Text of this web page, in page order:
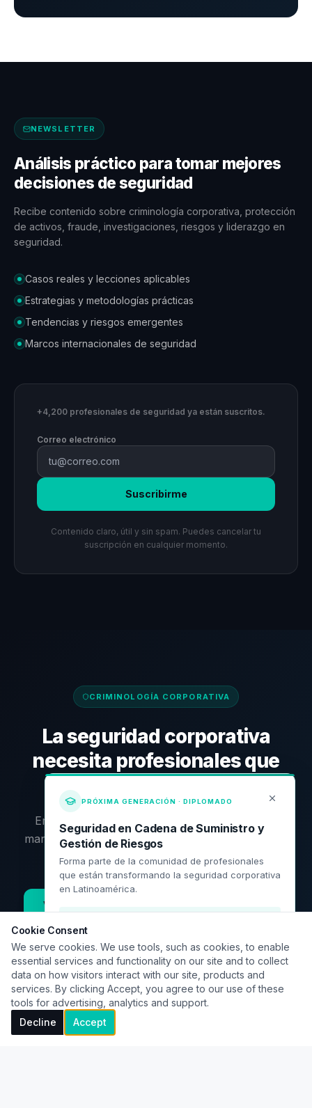
NEWSLETTER
Análisis práctico para tomar mejores
decisiones de seguridad
Recibe contenido sobre criminología corporativa, protección
de activos, fraude, investigaciones, riesgos y liderazgo en
seguridad.
Casos reales y lecciones aplicables
Estrategias y metodologías prácticas
Tendencias y riesgos emergentes
Marcos internacionales de seguridad
+4,200 profesionales de seguridad ya están suscritos.
Correo electrónico
Suscribirme
Contenido claro, útil y sin spam. Puedes cancelar tu
suscripción en cualquier momento.
CRIMINOLOGÍA CORPORATIVA
La seguridad corporativa
necesita profesionales que
piensen diferente.
Empieza por los artículos, profundiza con los
manuales o contáctame directamente. El siguiente
paso es tuyo.
Ver recursos disponibles
PRÓXIMA GENERACIÓN · DIPLOMADO
Seguridad en Cadena de Suministro y
Gestión de Riesgos
Forma parte de la comunidad de profesionales
que están transformando la seguridad corporativa
en Latinoamérica.
disponibilidad.
Solicitar información
Ver programa académico
Cookie Consent
We serve cookies. We use tools, such as cookies, to enable
essential services and functionality on our site and to collect
data on how visitors interact with our site, products and
services. By clicking Accept, you agree to our use of these
tools for advertising, analytics and support.
Decline
Accept